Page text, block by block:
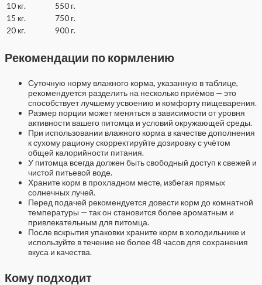
10 кг.
550 г.
15 кг.
750 г.
20 кг.
900 г.
Рекомендации по кормлению
Суточную норму влажного корма, указанную в таблице,
рекомендуется разделить на несколько приёмов — это
способствует лучшему усвоению и комфорту пищеварения.
Размер порции может меняться в зависимости от уровня
активности вашего питомца и условий окружающей среды.
При использовании влажного корма в качестве дополнения
к сухому рациону скорректируйте дозировку с учётом
общей калорийности питания.
У питомца всегда должен быть свободный доступ к свежей и
чистой питьевой воде.
Храните корм в прохладном месте, избегая прямых
солнечных лучей.
Перед подачей рекомендуется довести корм до комнатной
температуры — так он становится более ароматным и
привлекательным для питомца.
После вскрытия упаковки храните корм в холодильнике и
используйте в течение не более 48 часов для сохранения
вкуса и качества.
Кому подходит